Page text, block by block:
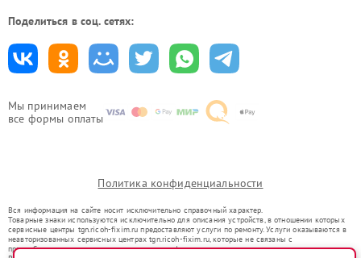
Мы принимаем
все формы оплаты
Поделиться в соц. сетях:
Политика конфиденциальности
Вся информация на сайте носит исключительно справочный характер.
Товарные знаки используются исключительно для описания устройств, в отношении которых
сервисные центры tgn.ricoh-fixim.ru предоставляют услуги по ремонту. Услуги оказываются в
неавторизованных сервисных центрах tgn.ricoh-fixim.ru, которые не связаны с
правообладателями товарных знаков или их официальными представителями.